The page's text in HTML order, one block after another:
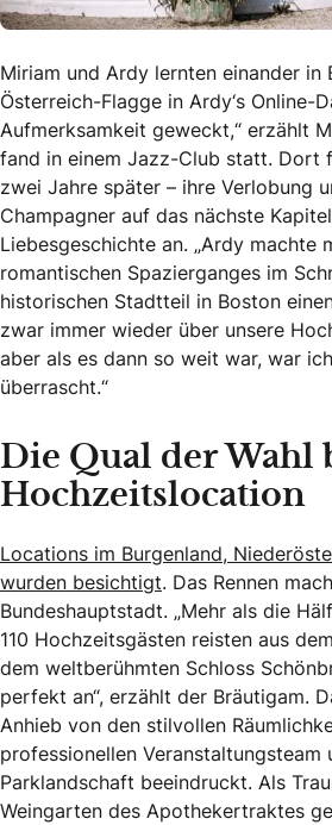
Miriam und Ardy lernten einander in
Österreich-Flagge in Ardy‘s Online-
Aufmerksamkeit geweckt,“ erzählt
fand in einem Jazz-Club statt. Dort
zwei Jahre später – ihre Verlobung
Champagner auf das nächste
Liebesgeschichte an. „Ardy machte
romantischen Spazierganges im
historischen Stadtteil in Boston
zwar immer wieder über unsere
aber als es dann so weit war, war
überrascht.“
Die Qual der Wahl
Hochzeitslocation
Locations im Burgenland,
wurden besichtigt. Das Rennen
Bundeshauptstadt. „Mehr als die
110 Hochzeitsgästen reisten aus
dem weltberühmten Schloss
perfekt an“, erzählt der Bräutigam.
Anhieb von den stilvollen
professionellen Veranstaltungsteam
Parklandschaft beeindruckt. Als
Weingarten des Apothekertraktes